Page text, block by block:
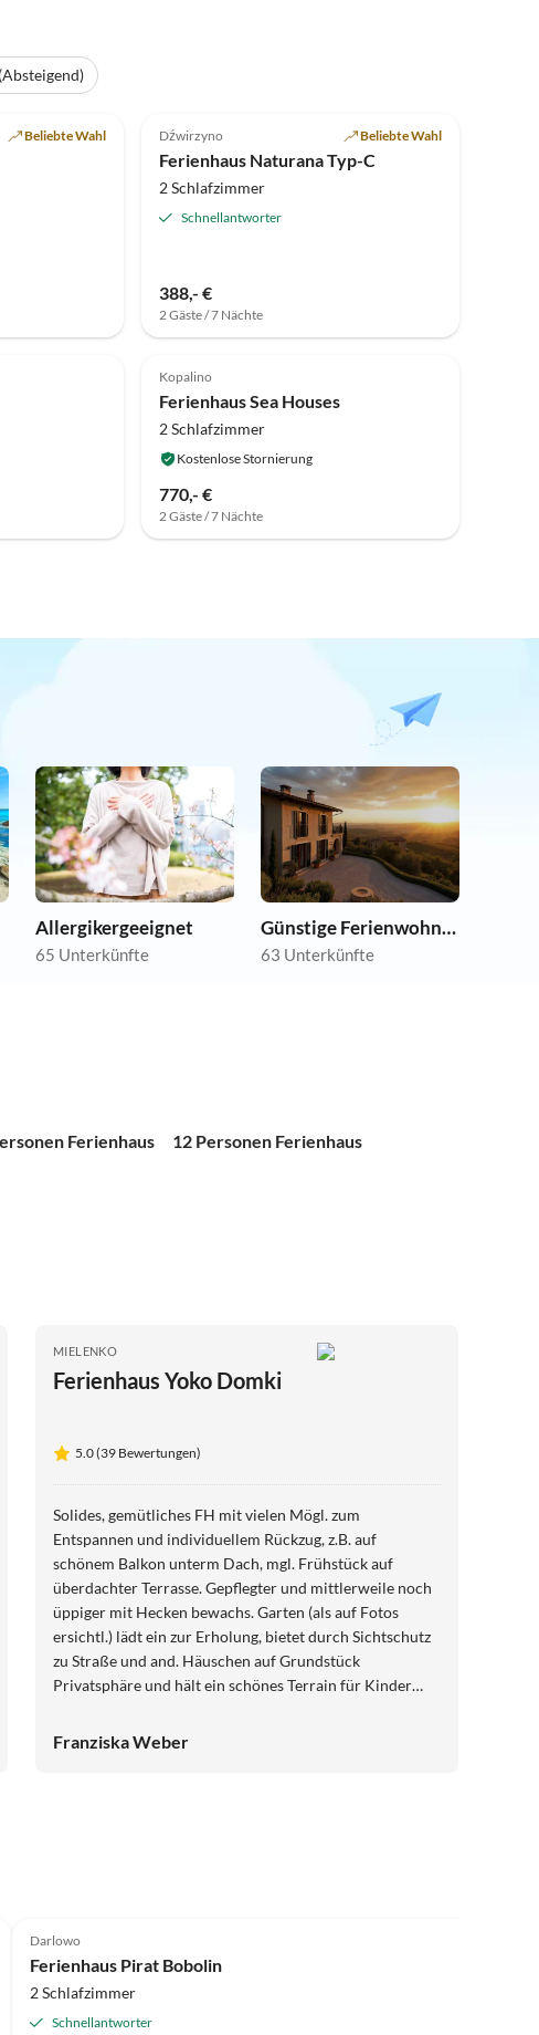
Top-Inserat
Beliebte Wahl Dźwirzyno Beliebte Wahl
Ferienhaus Naturana Typ-C
2 Schlafzimmer
Schnellantworter
388,- €
2 Gäste / 7 Nächte
Top-Inserat Top-Inserat
Kopalino
Ferienhaus Sea Houses
2 Schlafzimmer
Kostenlose Stornierung
770,- €
2 Gäste / 7 Nächte
Allergikergeeignet
65 Unterkünfte
Günstige Ferienwohnungen
63 Unterkünfte
Ferienhaus 12 Personen Ferienhaus
MIELENKO
Ferienhaus Yoko Domki
5.0 (39 Bewertungen)
Solides, gemütliches FH mit vielen Mögl. zum
Entspannen und individuellem Rückzug, z.B. auf
schönem Balkon unterm Dach, mgl. Frühstück auf
überdachter Terrasse. Gepflegter und mittlerweile noch
üppiger mit Hecken bewachs. Garten (als auf Fotos
ersichtl.) lädt ein zur Erholung, bietet durch Sichtschutz
zu Straße und and. Häuschen auf Grundstück
Privatsphäre und hält ein schönes Terrain für Kinder
Küstenwald u.Strand, der per Rad in wenigen Min., zu
Franziska Weber
Darlowo
Ferienhaus Pirat Bobolin
2 Schlafzimmer
Schnellantworter